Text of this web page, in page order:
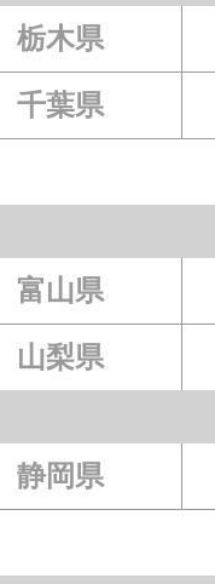
栃木県
千葉県
富山県
山梨県
静岡県